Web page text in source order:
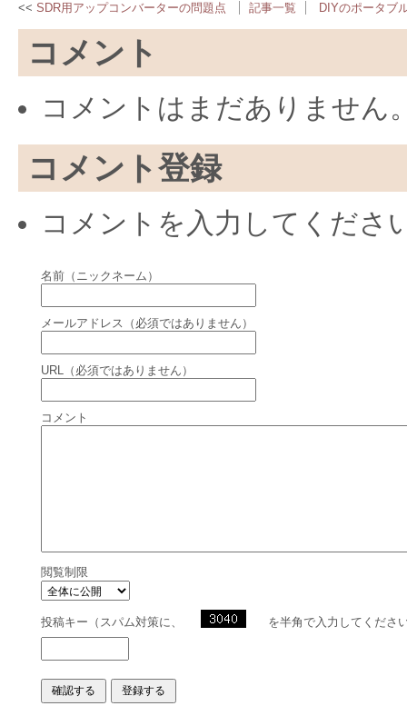
SDR用アップコンバーターの問題点 記事一覧 DIYのポータブ
コメント
コメントはまだありません
コメント登録
コメントを入力してくださ
名前（ニックネーム）
メールアドレス（必須ではありません）
URL（必須ではありません）
コメント
閲覧制限
投稿キー（スパム対策に、 を半角で入力してくださ